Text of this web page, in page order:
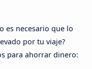
es necesario que lo
por tu viaje?
para ahorrar dinero: